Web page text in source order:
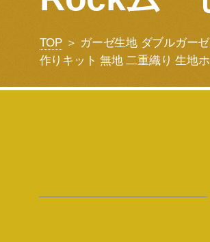
TOP＞ ガーゼ生地 ダブルガー
作りキット 無地 二重織り 生地